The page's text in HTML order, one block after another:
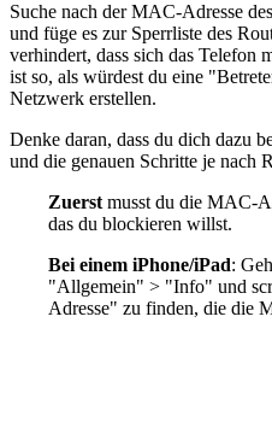
Suche nach der MAC-Adresse
und füge es zur Sperrliste des
verhindert, dass sich das
ist so, als würdest du eine
Netzwerk erstellen.
Denke daran, dass du dich dazu
und die genauen Schritte je nach
Zuerst musst du die MAC-
das du blockieren willst.
Bei einem iPhone/iPad:
"Allgemein" > "Info" und
Adresse" zu finden, die die